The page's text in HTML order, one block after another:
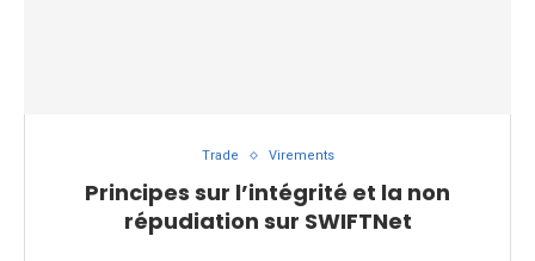
Trade Virements
Principes sur l’intégrité et la non
répudiation sur SWIFTNet